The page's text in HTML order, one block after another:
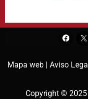
Mapa web | Aviso
Copyright © 2025